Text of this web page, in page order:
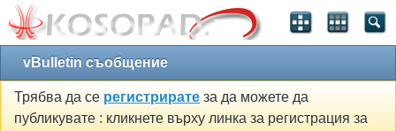
vBulletin съобщение
Трябва да се регистрирате за да можете да
публикувате : кликнете върху линка за регистрация за